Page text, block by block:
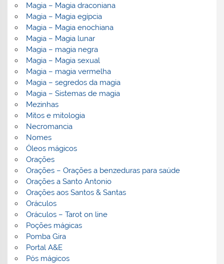
Magia – Magia draconiana
Magia – Magia egípcia
Magia – Magia enochiana
Magia – Magia lunar
Magia – magia negra
Magia – Magia sexual
Magia – magia vermelha
Magia – segredos da magia
Magia – Sistemas de magia
Mezinhas
Mitos e mitologia
Necromancia
Nomes
Óleos mágicos
Orações
Orações – Orações a benzeduras para saúde
Orações a Santo Antonio
Orações aos Santos & Santas
Oráculos
Oráculos – Tarot on line
Poções mágicas
Pomba Gira
Portal A&E
Pós mágicos